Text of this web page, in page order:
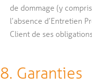
de dommage (y
l’absence d’Entretien
Client de ses
8. Garanties